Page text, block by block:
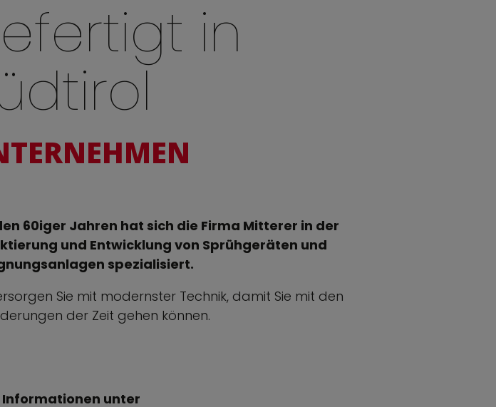
in
60iger Jahren hat sich die Firma Mitterer in der
und Entwicklung von Sprühgeräten und
spezialisiert.
Sie mit modernster Technik, damit Sie mit den
der Zeit gehen können.
Informationen unter